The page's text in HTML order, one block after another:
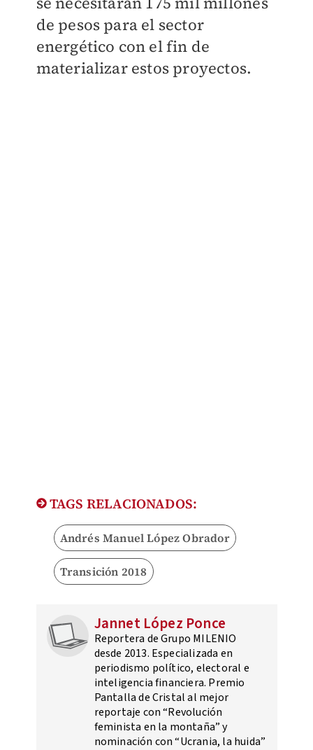
de pesos para el sector
energético con el fin de
materializar estos proyectos.
TAGS RELACIONADOS:
Andrés Manuel López Obrador
Transición 2018
Jannet López Ponce
Reportera de Grupo MILENIO
desde 2013. Especializada en
periodismo político, electoral e
inteligencia financiera. Premio
Pantalla de Cristal al mejor
reportaje con “Revolución
feminista en la montaña” y
nominación con “Ucrania, la huida”